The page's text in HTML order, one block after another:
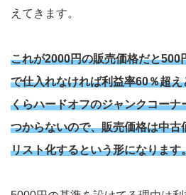
えてきます。
これが2000円の販売価格だと500
で仕入れなければ利益率60％超
くらハードオフのジャンクコーナ
つからないので、販売価格は中古
リスト化するという形になります